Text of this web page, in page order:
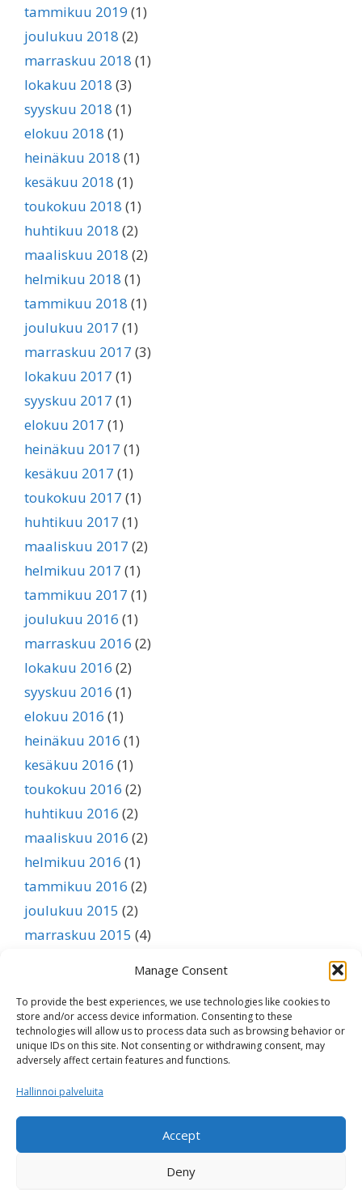
Manage Consent
To provide the best experiences, we use technologies like cookies to
store and/or access device information. Consenting to these
technologies will allow us to process data such as browsing behavior or
unique IDs on this site. Not consenting or withdrawing consent, may
adversely affect certain features and functions.
Hallinnoi palveluita
Accept
Deny
tammikuu 2019 (1)
joulukuu 2018 (2)
marraskuu 2018 (1)
lokakuu 2018 (3)
syyskuu 2018 (1)
elokuu 2018 (1)
heinäkuu 2018 (1)
kesäkuu 2018 (1)
toukokuu 2018 (1)
huhtikuu 2018 (2)
maaliskuu 2018 (2)
helmikuu 2018 (1)
tammikuu 2018 (1)
joulukuu 2017 (1)
marraskuu 2017 (3)
lokakuu 2017 (1)
syyskuu 2017 (1)
elokuu 2017 (1)
heinäkuu 2017 (1)
kesäkuu 2017 (1)
toukokuu 2017 (1)
huhtikuu 2017 (1)
maaliskuu 2017 (2)
helmikuu 2017 (1)
tammikuu 2017 (1)
joulukuu 2016 (1)
marraskuu 2016 (2)
lokakuu 2016 (2)
syyskuu 2016 (1)
elokuu 2016 (1)
heinäkuu 2016 (1)
kesäkuu 2016 (1)
toukokuu 2016 (2)
huhtikuu 2016 (2)
maaliskuu 2016 (2)
helmikuu 2016 (1)
tammikuu 2016 (2)
joulukuu 2015 (2)
marraskuu 2015 (4)
elokuu 2015(1)
heinäkuu 2015(1)
kesäkuu 2015(1)
helmikuu 2015(1)